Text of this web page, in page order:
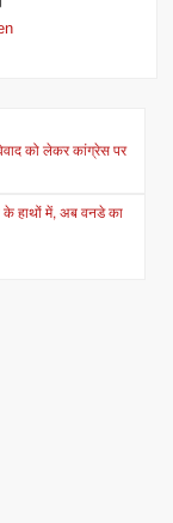
को लेकर कांग्रेस पर
के हाथों में, अब वनडे का